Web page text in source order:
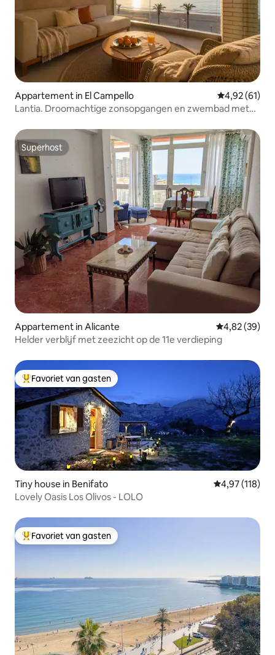
Appartement in El Campello Gemiddelde
4,92 (61)
Lantia. Droomachtige zonsopgangen en zwembad met
Superhost
Superhost
Appartement in Alicante Gemiddelde
4,82 (39)
Helder verblijf met zeezicht op de 11e verdieping
Topfavoriet van gasten
Favoriet van gasten
Tiny house in Benifato Gemiddelde
4,97 (118)
Lovely Oasis Los Olivos - LOLO
Topfavoriet van gasten
Favoriet van gasten